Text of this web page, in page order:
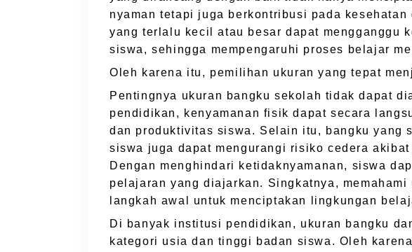
nyaman tetapi juga berkontribusi pada
yang terlalu kecil atau besar dapat mengganggu
siswa, sehingga mempengaruhi proses belajar
Oleh karena itu, pemilihan ukuran yang tepat
Pentingnya ukuran bangku sekolah tidak dapat
pendidikan, kenyamanan fisik dapat secara
dan produktivitas siswa. Selain itu, bangku yang
siswa juga dapat mengurangi risiko cedera
Dengan menghindari ketidaknyamanan, siswa
pelajaran yang diajarkan. Singkatnya,
langkah awal untuk menciptakan lingkungan
Di banyak institusi pendidikan, ukuran bangku
kategori usia dan tinggi badan siswa. Oleh